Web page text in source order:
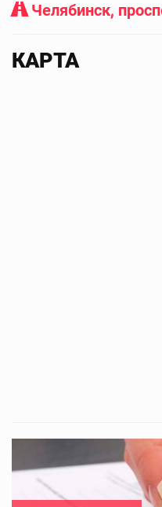
Челябинск,
КАРТА